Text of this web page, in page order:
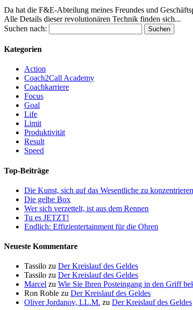
Da hat die F&E-Abteilung meines Freundes und
Alle Details dieser revolutionären Technik finden sich...
Suchen nach:
Kategorien
Action
Coach2Call Academy
Coachkarriere
Focus
Goal
Life
Limit
Produktivität
Result
Speed
Top-Beiträge
Die Kunst, sich auf das Wesentliche zu konzentrieren
Die gelbe Box
Wer sich verzettelt, ist aus dem Rennen
Tu es JETZT!
Endlich: Effizientertainment für die Ohren
Neueste Kommentare
Tassilo zu Der Kreislauf des Geldes
Tassilo zu Der Kreislauf des Geldes
Marcel zu Wie Sie Ihren Posteingang in den Griff
Ron Roble zu Der Kreislauf des Geldes
Oliver Jordanov, LL.M. zu Der Kreislauf des Geldes